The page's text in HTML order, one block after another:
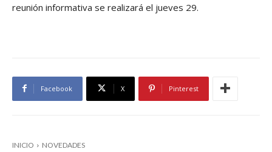
reunión informativa se realizará el jueves 29.
Facebook X Pinterest
INICIO NOVEDADES